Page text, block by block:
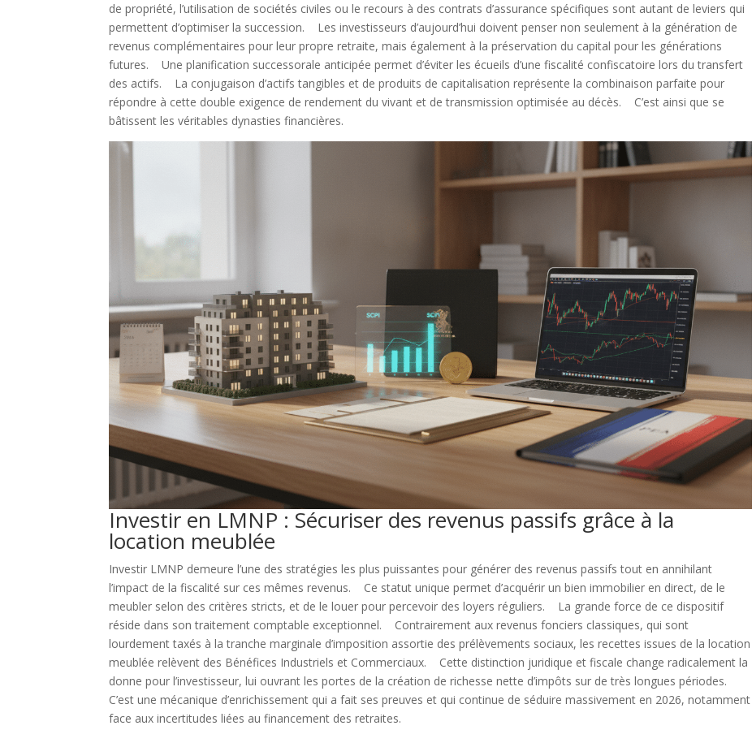
de propriété, l’utilisation de sociétés civiles ou le recours à des contrats d’assurance spécifiques sont autant de leviers qui
permettent d’optimiser la succession. Les investisseurs d’aujourd’hui doivent penser non seulement à la génération de
revenus complémentaires pour leur propre retraite, mais également à la préservation du capital pour les générations
futures. Une planification successorale anticipée permet d’éviter les écueils d’une fiscalité confiscatoire lors du transfert
des actifs. La conjugaison d’actifs tangibles et de produits de capitalisation représente la combinaison parfaite pour
répondre à cette double exigence de rendement du vivant et de transmission optimisée au décès. C’est ainsi que se
bâtissent les véritables dynasties financières.
Investir en LMNP : Sécuriser des revenus passifs grâce à la
location meublée
Investir LMNP demeure l’une des stratégies les plus puissantes pour générer des revenus passifs tout en annihilant
l’impact de la fiscalité sur ces mêmes revenus. Ce statut unique permet d’acquérir un bien immobilier en direct, de le
meubler selon des critères stricts, et de le louer pour percevoir des loyers réguliers. La grande force de ce dispositif
réside dans son traitement comptable exceptionnel. Contrairement aux revenus fonciers classiques, qui sont
lourdement taxés à la tranche marginale d’imposition assortie des prélèvements sociaux, les recettes issues de la location
meublée relèvent des Bénéfices Industriels et Commerciaux. Cette distinction juridique et fiscale change radicalement la
donne pour l’investisseur, lui ouvrant les portes de la création de richesse nette d’impôts sur de très longues périodes.
C’est une mécanique d’enrichissement qui a fait ses preuves et qui continue de séduire massivement en 2026, notamment
face aux incertitudes liées au financement des retraites.